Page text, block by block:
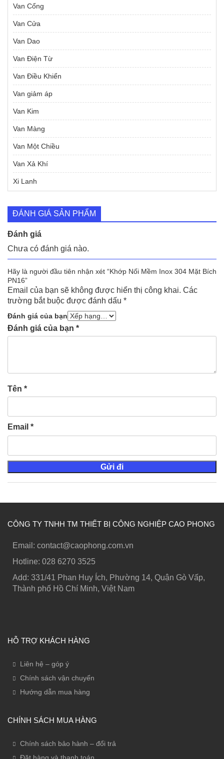
Van Cổng
Van Cửa
Van Dao
Van Điện Từ
Van Điều Khiển
Van giảm áp
Van Kim
Van Màng
Van Một Chiều
Van Xả Khí
Xi Lanh
ĐÁNH GIÁ SẢN PHẨM
Đánh giá
Chưa có đánh giá nào.
Hãy là người đầu tiên nhận xét “Khớp Nối Mềm Inox 304 Mặt Bích
PN16”
Email của bạn sẽ không được hiển thị công khai. Các
trường bắt buộc được đánh dấu *
Đánh giá của bạn
Đánh giá của bạn *
Tên *
Email *
CÔNG TY TNHH TM THIẾT BỊ CÔNG NGHIỆP CAO PHONG
Email: contact@caophong.com.vn
Hotline: ‭028 6270 3525
Add: 331/41 Phan Huy Ích, Phường 14, Quận Gò Vấp,
Thành phố Hồ Chí Minh, Việt Nam
HỖ TRỢ KHÁCH HÀNG
Liên hệ – góp ý
Chính sách vận chuyển
Hướng dẫn mua hàng
CHÍNH SÁCH MUA HÀNG
Chính sách bảo hành – đổi trả
Đặt hàng và thanh toán